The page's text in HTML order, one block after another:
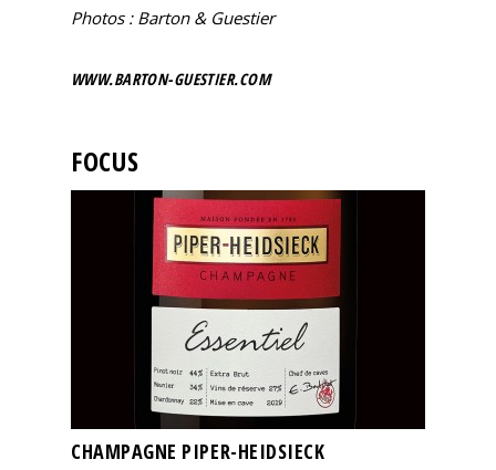
Photos : Barton & Guestier
WWW.BARTON-GUESTIER.COM
FOCUS
CHAMPAGNE PIPER-HEIDSIECK